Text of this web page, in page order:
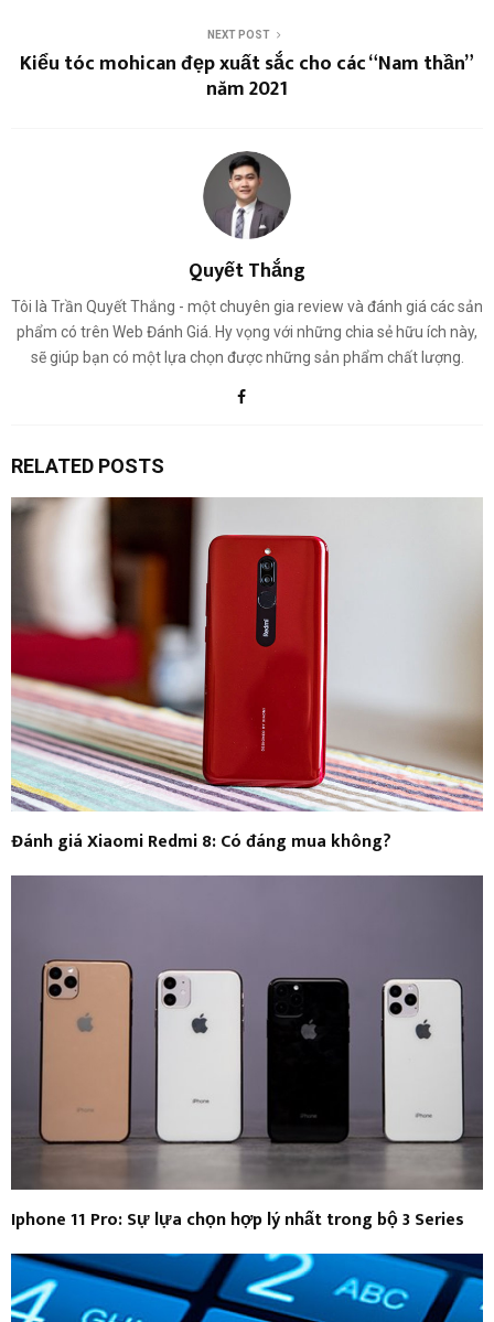
NEXT POST
Kiểu tóc mohican đẹp xuất sắc cho các “Nam thần”
năm 2021
Quyết Thắng
Tôi là Trần Quyết Thắng - một chuyên gia review và đánh giá các sản
phẩm có trên Web Đánh Giá. Hy vọng với những chia sẻ hữu ích này,
sẽ giúp bạn có một lựa chọn được những sản phẩm chất lượng.
RELATED POSTS
Đánh giá Xiaomi Redmi 8: Có đáng mua không?
Iphone 11 Pro: Sự lựa chọn hợp lý nhất trong bộ 3 Series